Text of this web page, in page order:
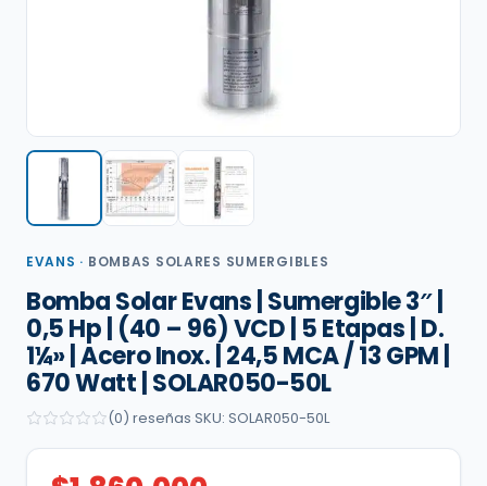
EVANS · BOMBAS SOLARES SUMERGIBLES
Bomba Solar Evans | Sumergible 3″ |
0,5 Hp | (40 – 96) VCD | 5 Etapas | D.
1¼» | Acero Inox. | 24,5 MCA / 13 GPM |
670 Watt | SOLAR050-50L
(0) reseñas SKU: SOLAR050-50L